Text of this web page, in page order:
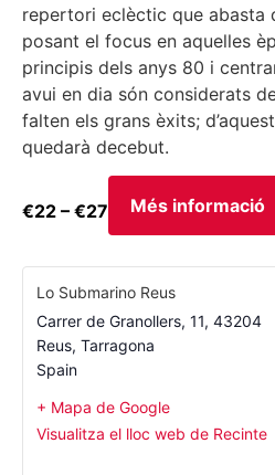
repertori eclèctic que abasta
posant el focus en aquelles
principis dels anys 80 i
avui en dia són considerats
falten els grans èxits;
quedarà decebut.
€22 – €27 Més informació
Lo Submarino Reus
Carrer de Granollers, 11, 43204
Reus, Tarragona
Spain
+ Mapa de Google
Visualitza el lloc web de Recinte